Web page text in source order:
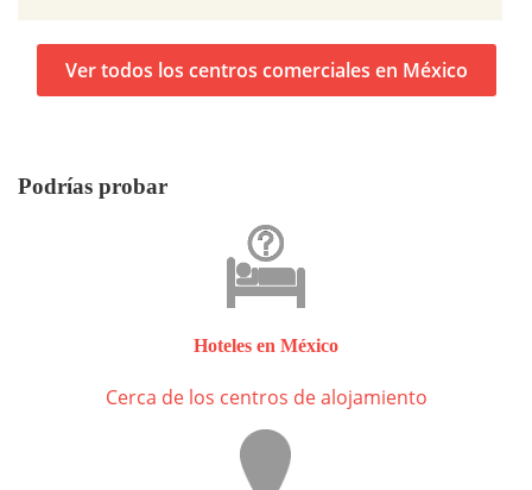
Ver todos los centros comerciales en México
Podrías probar
Hoteles en México
Cerca de los centros de alojamiento